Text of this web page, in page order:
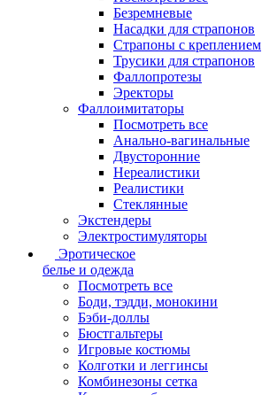
Безремневые
Насадки для страпонов
Страпоны с креплением
Трусики для страпонов
Фаллопротезы
Эректоры
Фаллоимитаторы
Посмотреть все
Анально-вагинальные
Двусторонние
Нереалистики
Реалистики
Стеклянные
Экстендеры
Электростимуляторы
Эротическое
белье и одежда
Посмотреть все
Боди, тэдди, монокини
Бэби-доллы
Бюстгальтеры
Игровые костюмы
Колготки и леггинсы
Комбинезоны сетка